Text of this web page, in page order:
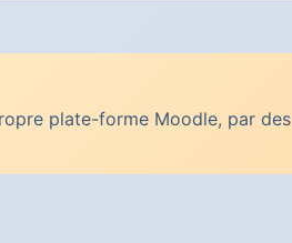
plate-forme Moodle, par des